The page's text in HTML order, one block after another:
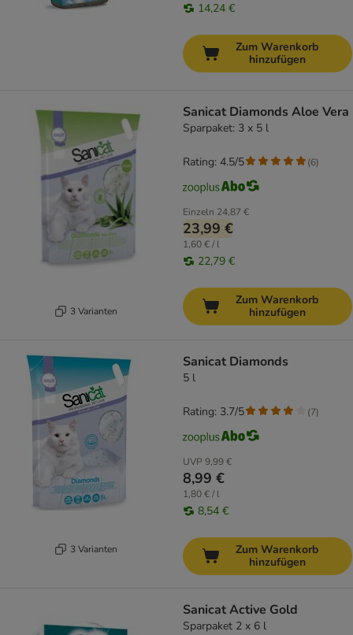
14,24 €
Zum Warenkorb
hinzufügen
3 Varianten
Sanicat Diamonds Aloe Vera
Sparpaket: 3 x 5 l
Einzeln 24,87 €
23,99 €
1,60 € / l
22,79 €
Rating: 4.5/5 (6)
Zum Warenkorb
hinzufügen
3 Varianten
Sanicat Diamonds
5 l
UVP 9,99 €
8,99 €
1,80 € / l
8,54 €
Rating: 3.7/5 (7)
Zum Warenkorb
hinzufügen
Sanicat Active Gold
Sparpaket 2 x 6 l